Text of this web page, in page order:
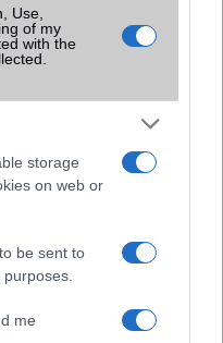
Use,
of my
with the
storage
on web or
be sent to
me
és táblagépe?
nál
készülék kimarad a One